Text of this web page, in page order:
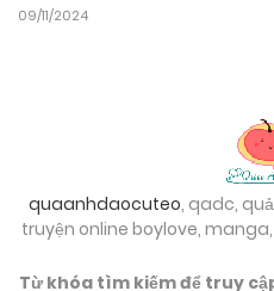
Chapter 23.2 25/09/2024
09/11/2024
quaanhdaocuteo, qadc,
truyện online boylove,
Từ khóa tìm kiếm để truy